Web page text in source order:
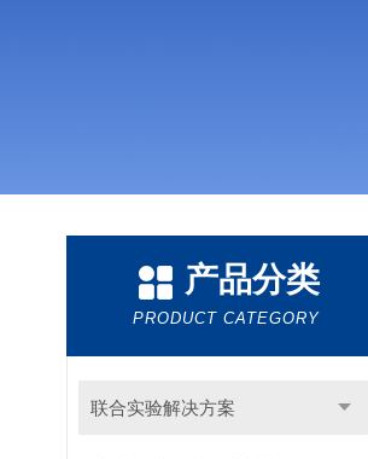
产品分类
PRODUCT CATEGORY
联合实验解决方案